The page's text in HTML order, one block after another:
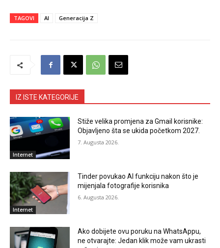
TAGOVI AI Generacija Z
IZ ISTE KATEGORIJE
Internet
Stiže velika promjena za Gmail korisnike:
Objavljeno šta se ukida početkom 2027.
7. Augusta 2026.
Internet
Tinder povukao AI funkciju nakon što je
mijenjala fotografije korisnika
6. Augusta 2026.
Ako dobijete ovu poruku na WhatsAppu,
ne otvarajte: Jedan klik može vam ukrasti